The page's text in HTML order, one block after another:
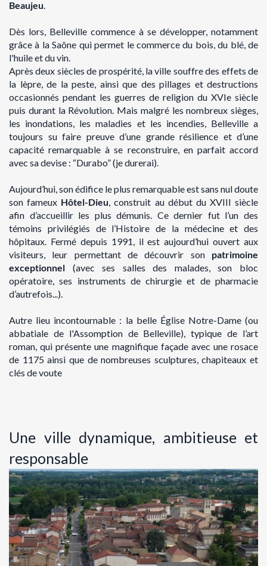
Beaujeu.
Dès lors, Belleville commence à se développer, notamment
grâce à la Saône qui permet le commerce du bois, du blé, de
l'huile et du vin.
Après deux siècles de prospérité, la ville souffre des effets de
la lèpre, de la peste, ainsi que des pillages et destructions
occasionnés pendant les guerres de religion du XVIe siècle
puis durant la Révolution. Mais malgré les nombreux sièges,
les inondations, les maladies et les incendies, Belleville a
toujours su faire preuve d’une grande résilience et d’une
capacité remarquable à se reconstruire, en parfait accord
avec sa devise : “Durabo” (je durerai).
Aujourd’hui, son édifice le plus remarquable est sans nul doute
son fameux Hôtel-Dieu, construit au début du XVIII siècle
afin d’accueillir les plus démunis. Ce dernier fut l’un des
témoins privilégiés de l’Histoire de la médecine et des
hôpitaux. Fermé depuis 1991, il est aujourd’hui ouvert aux
visiteurs, leur permettant de découvrir son patrimoine
exceptionnel (avec ses salles des malades, son bloc
opératoire, ses instruments de chirurgie et de pharmacie
d’autrefois...).
Autre lieu incontournable : la belle Église Notre-Dame (ou
abbatiale de l'Assomption de Belleville), typique de l’art
roman, qui présente une magnifique façade avec une rosace
de 1175 ainsi que de nombreuses sculptures, chapiteaux et
clés de voute
Une ville dynamique, ambitieuse et
responsable